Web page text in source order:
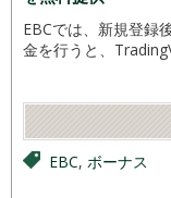
EBCでは、新規登録
金を行うと、
EBC, ボーナス